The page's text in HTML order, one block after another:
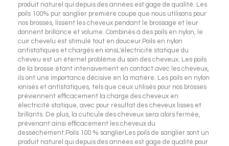
produit naturel qui depuis des années est gage de qualité. Les
poils 100% pur sanglier première coupe que nous utilisons pour
nos brosses, lissent les cheveux pendant le brossage et leur
donnent brillance et volume. Combinés à des poils en nylon, le
cuir chevelu est stimulé tout en douceur.Poils en nylon
antistatiques et chargés en ionsL'électricité statique du
cheveu est un éternel problème du soin des cheveux. Les poils
de la brosse étant intensivement en contact avec les cheveux,
ils ont une importance décisive en la matière. Les poils en nylon
ionisés et antistatiques, tels que ceux utilisés pour nos brosses
préviennent efficacement la charge des cheveux en
électricité statique, avec pour résultat des cheveux lisses et
brillants. De plus, la cuticule des cheveux sera alors fermée,
prévenant ainsi efficacement les cheveux du
dessèchement.Poils 100 % sanglierLes poils de sanglier sont un
produit naturel qui depuis des années est gage de qualité pour